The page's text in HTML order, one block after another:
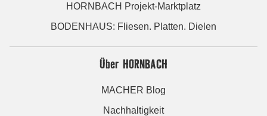
HORNBACH Projekt-Marktplatz
BODENHAUS: Fliesen. Platten. Dielen
Über HORNBACH
MACHER Blog
Nachhaltigkeit